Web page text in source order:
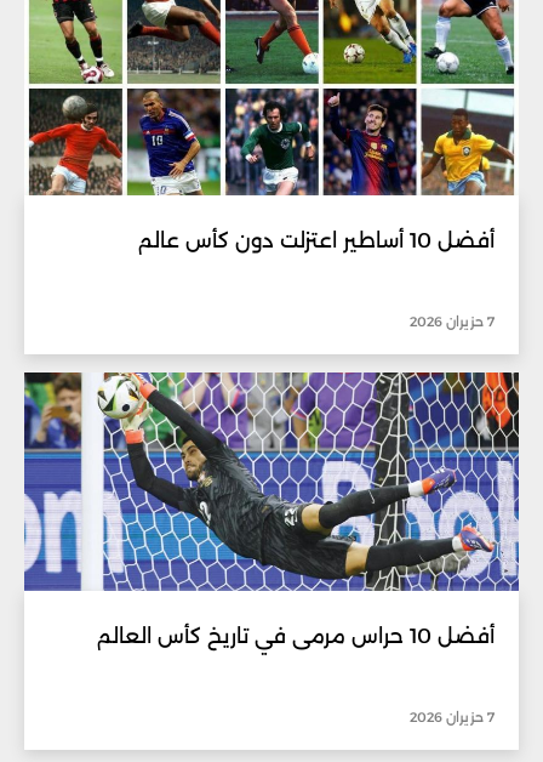
أفضل 10 أساطير اعتزلت دون كأس عالم
7 حزيران 2026
أفضل 10 حراس مرمى في تاريخ كأس العالم
7 حزيران 2026